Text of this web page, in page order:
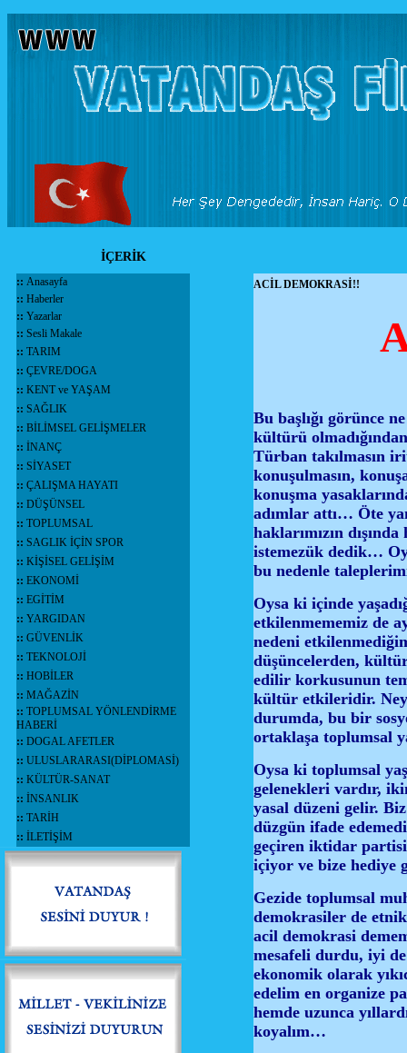
İÇERİK
:: Anasayfa
:: Haberler
:: Yazarlar
:: Sesli Makale
:: TARIM
:: ÇEVRE/DOGA
:: KENT ve YAŞAM
:: SAĞLIK
:: BİLİMSEL GELİŞMELER
:: İNANÇ
:: SİYASET
:: ÇALIŞMA HAYATI
:: DÜŞÜNSEL
:: TOPLUMSAL
:: SAGLIK İÇİN SPOR
:: KİŞİSEL GELİŞİM
:: EKONOMİ
:: EGİTİM
:: YARGIDAN
:: GÜVENLİK
:: TEKNOLOJİ
:: HOBİLER
:: MAĞAZİN
:: TOPLUMSAL YÖNLENDİRME
HABERİ
:: DOGAL AFETLER
:: ULUSLARARASI(DİPLOMASİ)
:: KÜLTÜR-SANAT
:: İNSANLIK
:: TARİH
:: İLETİŞİM
ACİL DEMOKRASİ!!
Bu başlığı görünce
kültürü
Türban takılmasın
konuşulmasın,
konuşma
adımlar attı… Öte
haklarımızın
istemezük dedik…
bu nedenle
Oysa ki içinde
etkilenmememiz de
nedeni
düşüncelerden,
edilir korkusunun
kültür etkileridir.
durumda, bu bir
ortaklaşa toplumsal
Oysa ki toplumsal
gelenekleri vardır,
yasal düzeni gelir.
düzgün ifade
geçiren iktidar partisi
içiyor ve bize hediye
Gezide toplumsal
demokrasiler de
acil demokrasi
mesafeli durdu, iyi
ekonomik olarak
edelim en organize
hemde uzunca
koyalım…